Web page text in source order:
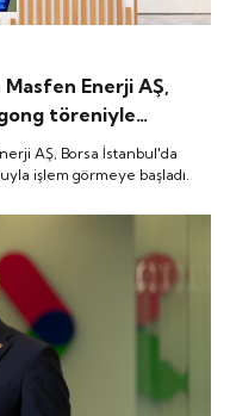
Enerji AŞ,
töreniyle
başladı.
AŞ, Borsa İstanbul'da
işlem görmeye başladı.